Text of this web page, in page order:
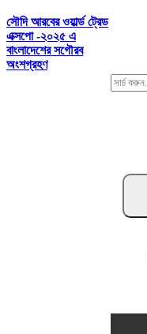
সৌদি আরবের ওয়ার্ল্ড ট্রেড
এক্সপো -২০২৫ এ
বাংলাদেশের সগৌরব
অংশগ্রহণ
Search
For: